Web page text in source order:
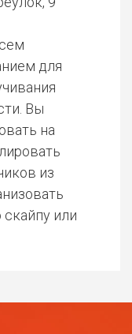
для
Вы
на
из
или